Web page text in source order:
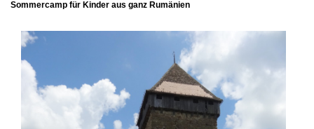
Sommercamp für Kinder aus ganz Rumänien